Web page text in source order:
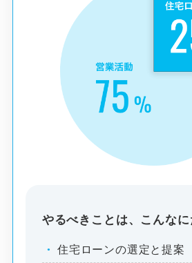
やるべきことは、こんな
住宅ローンの選定と提案